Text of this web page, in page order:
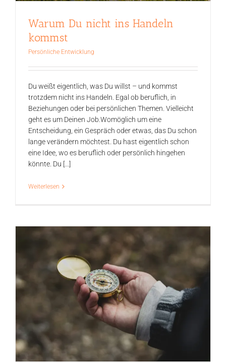
Warum Du nicht ins Handeln
kommst
Persönliche Entwicklung
Du weißt eigentlich, was Du willst – und kommst
trotzdem nicht ins Handeln. Egal ob beruflich, in
Beziehungen oder bei persönlichen Themen. Vielleicht
geht es um Deinen Job.Womöglich um eine
Entscheidung, ein Gespräch oder etwas, das Du schon
lange verändern möchtest. Du hast eigentlich schon
eine Idee, wo es beruflich oder persönlich hingehen
könnte. Du [...]
Weiterlesen